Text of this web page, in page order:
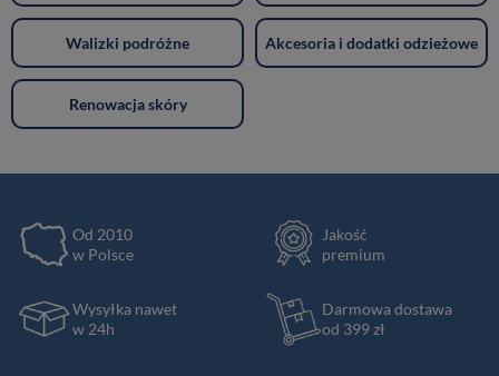
Walizki podróżne Akcesoria i dodatki odzieżowe
Renowacja skóry
Od 2010
w Polsce
Jakość
premium
Wysyłka nawet
w 24h
Darmowa dostawa
od 399 zł